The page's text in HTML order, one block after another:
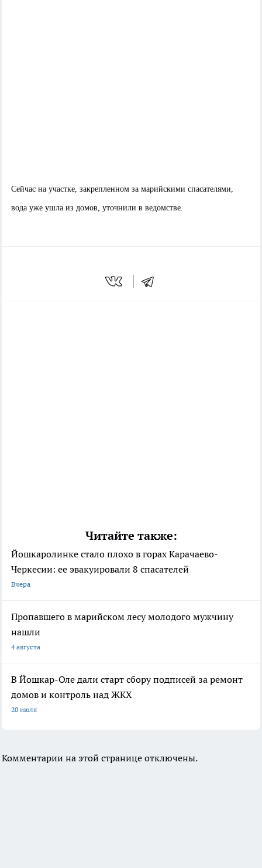
Сейчас на участке, закрепленном за марийскими спасателями,
вода уже ушла из домов, уточнили в ведомстве.
Читайте также:
Йошкаролинке стало плохо в горах Карачаево-
Черкесии: ее эвакуировали 8 спасателей
Вчера
Пропавшего в марийском лесу молодого мужчину
нашли
4 августа
В Йошкар-Оле дали старт сбору подписей за ремонт
домов и контроль над ЖКХ
20 июля
Комментарии на этой странице отключены.